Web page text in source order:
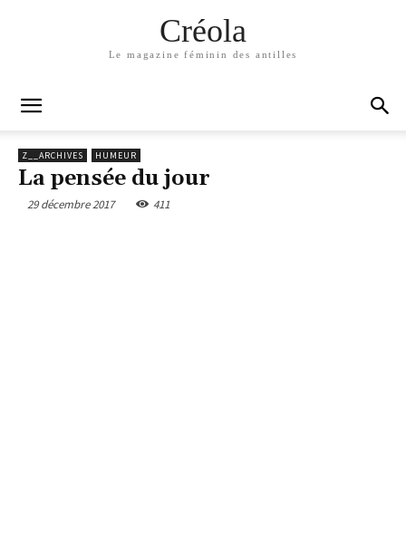
Créola
Le magazine féminin des antilles
Z__ARCHIVES HUMEUR
La pensée du jour
29 décembre 2017 411